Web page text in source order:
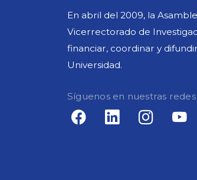
En abril del 2009, la
Vicerrectorado de
financiar, coordinar y
Universidad.
Síguenos en nuestras redes